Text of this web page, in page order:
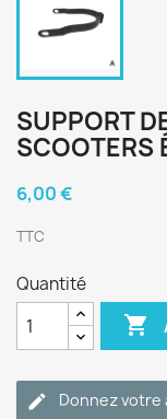
SUPPORT
SCOOTERS
6,00 €
TTC
Quantité

Donnez votre